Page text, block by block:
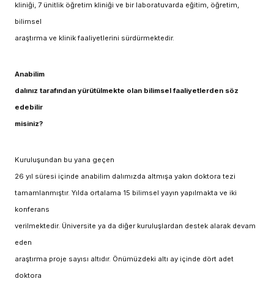
kliniği, 7 ünitlik öğretim kliniği ve bir laboratuvarda eğitim, öğretim,
bilimsel
araştırma ve klinik faaliyetlerini sürdürmektedir.
Anabilim
dalınız tarafından yürütülmekte olan bilimsel faaliyetlerden söz
edebilir
misiniz?
Kuruluşundan bu yana geçen
26 yıl süresi içinde anabilim dalımızda altmışa yakın doktora tezi
tamamlanmıştır. Yılda ortalama 15 bilimsel yayın yapılmakta ve iki
konferans
verilmektedir. Üniversite ya da diğer kuruluşlardan destek alarak devam
eden
araştırma proje sayısı altıdır. Önümüzdeki altı ay içinde dört adet
doktora